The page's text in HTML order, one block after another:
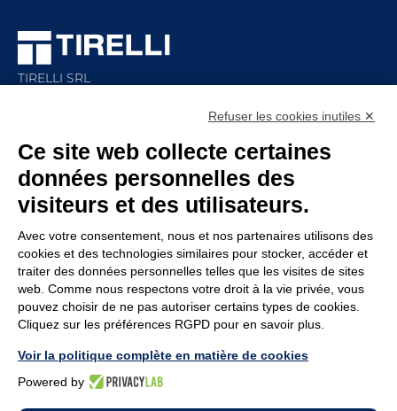
TIRELLI SRL
Capital social: 210.000€i.v.
Rea: MN-208518
ENTERPRISE
Service assistance
Rejoignez-nous
Conditions générales
Mentions légales
POLITIQUE
Whistleblowing
Code d’éthique
Politique de
confidentialité
Politique des cookies
Refuser les cookies inutiles ✕
Ce site web collecte certaines
données personnelles des
visiteurs et des utilisateurs.
Avec votre consentement, nous et nos partenaires utilisons des
cookies et des technologies similaires pour stocker, accéder et
traiter des données personnelles telles que les visites de sites
web. Comme nous respectons votre droit à la vie privée, vous
pouvez choisir de ne pas autoriser certains types de cookies.
Cliquez sur les préférences RGPD pour en savoir plus.
Voir la politique complète en matière de cookies
Powered by